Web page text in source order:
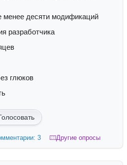
менее десяти модификаций
разработчика
глюков
3 Другие опросы